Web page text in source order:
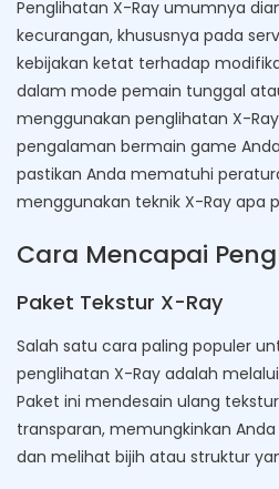
Penglihatan X-Ray umumnya
kecurangan, khususnya pada
kebijakan ketat terhadap
dalam mode pemain tunggal
menggunakan penglihatan X-
pengalaman bermain game
pastikan Anda mematuhi
menggunakan teknik X-Ray apa
Cara Mencapai
Paket Tekstur X-Ray
Salah satu cara paling populer
penglihatan X-Ray adalah
Paket ini mendesain ulang
transparan, memungkinkan
dan melihat bijih atau struktur